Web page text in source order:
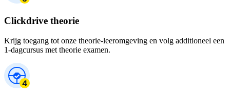
Clickdrive theorie
Krijg toegang tot onze theorie-leeromgeving en volg additioneel een
1-dagcursus met theorie examen.